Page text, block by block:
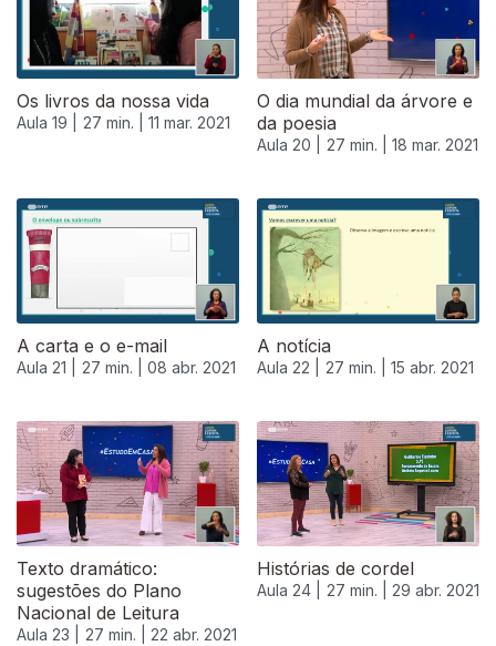
Os livros da nossa vida
Aula 19 | 27 min. | 11 mar. 2021
O dia mundial da árvore e
da poesia
Aula 20 | 27 min. | 18 mar. 2021
A carta e o e-mail
Aula 21 | 27 min. | 08 abr. 2021
A notícia
Aula 22 | 27 min. | 15 abr. 2021
Texto dramático:
sugestões do Plano
Nacional de Leitura
Aula 23 | 27 min. | 22 abr. 2021
Histórias de cordel
Aula 24 | 27 min. | 29 abr. 2021
540379